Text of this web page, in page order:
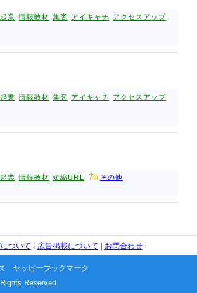
業 情報教材 集客 アイキャチ
アクセスアップ
業 情報教材 集客 アイキャチ
アクセスアップ
業 情報教材 短縮URL その他
ついて 広告掲載について お問合わせ
ヤッピーブックマーク
Reserved.